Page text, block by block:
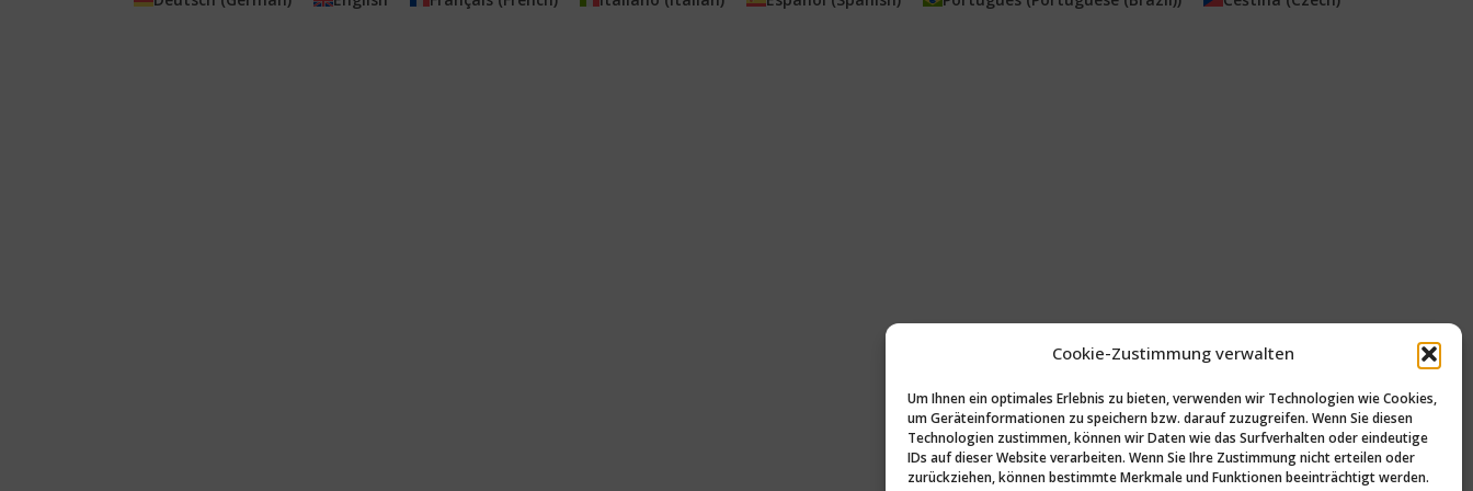
Cookie-Zustimmung verwalten
Um Ihnen ein optimales Erlebnis zu bieten, verwenden wir Technologien wie Cookies,
um Geräteinformationen zu speichern bzw. darauf zuzugreifen. Wenn Sie diesen
Technologien zustimmen, können wir Daten wie das Surfverhalten oder eindeutige
IDs auf dieser Website verarbeiten. Wenn Sie Ihre Zustimmung nicht erteilen oder
zurückziehen, können bestimmte Merkmale und Funktionen beeinträchtigt werden.